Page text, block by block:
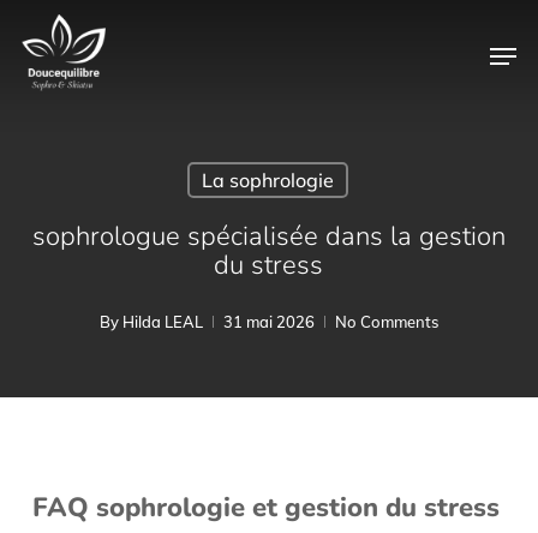
main
La sophrologie
sophrologue spécialisée dans la gestion
du stress
By Hilda LEAL 31 mai 2026 No Comments
FAQ sophrologie et gestion du stress